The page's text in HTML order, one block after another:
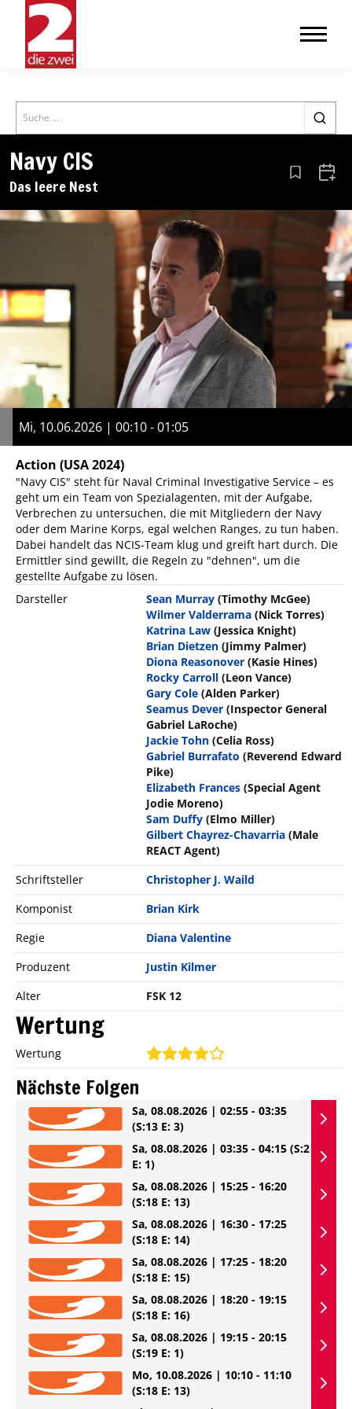
Search
Navy CIS
Das leere Nest Aus den
Mi, 10.06.2026 | 00:10 - 01:05
Action (USA 2024)
"Navy CIS" steht für Naval Criminal Investigative Service – es
geht um ein Team von Spezialagenten, mit der Aufgabe,
Verbrechen zu untersuchen, die mit Mitgliedern der Navy
oder dem Marine Korps, egal welchen Ranges, zu tun haben.
Dabei handelt das NCIS-Team klug und greift hart durch. Die
Ermittler sind gewillt, die Regeln zu "dehnen", um die
gestellte Aufgabe zu lösen.
Darsteller
Sean Murray (Timothy McGee)
Wilmer Valderrama (Nick Torres)
Katrina Law (Jessica Knight)
Brian Dietzen (Jimmy Palmer)
Diona Reasonover (Kasie Hines)
Rocky Carroll (Leon Vance)
Gary Cole (Alden Parker)
Seamus Dever (Inspector General
Gabriel LaRoche)
Jackie Tohn (Celia Ross)
Gabriel Burrafato (Reverend Edward
Pike)
Elizabeth Frances (Special Agent
Jodie Moreno)
Sam Duffy (Elmo Miller)
Gilbert Chayrez-Chavarria (Male
REACT Agent)
Schriftsteller
Christopher J. Waild
Komponist
Brian Kirk
Regie
Diana Valentine
Produzent
Justin Kilmer
Alter
FSK 12
Wertung
Wertung
Nächste Folgen
Sa, 08.08.2026 | 02:55 - 03:35
(S:13 E: 3)
Sa, 08.08.2026 | 03:35 - 04:15 (S:2
E: 1)
Sa, 08.08.2026 | 15:25 - 16:20
(S:18 E: 13)
Sa, 08.08.2026 | 16:30 - 17:25
(S:18 E: 14)
Sa, 08.08.2026 | 17:25 - 18:20
(S:18 E: 15)
Sa, 08.08.2026 | 18:20 - 19:15
(S:18 E: 16)
Sa, 08.08.2026 | 19:15 - 20:15
(S:19 E: 1)
Mo, 10.08.2026 | 10:10 - 11:10
(S:18 E: 13)